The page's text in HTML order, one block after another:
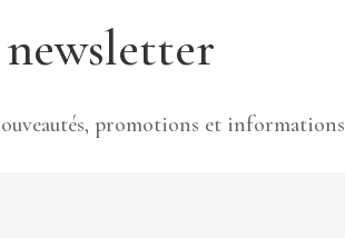
newsletter
promotions et informations